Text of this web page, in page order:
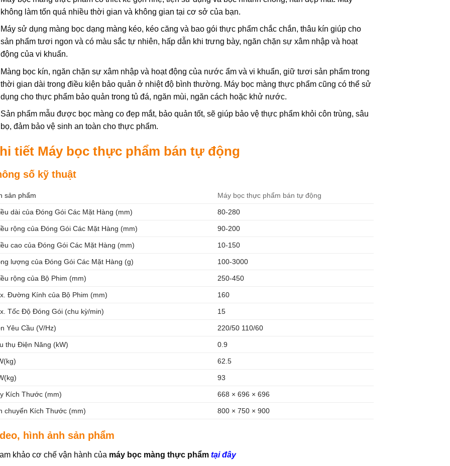
không làm tốn quá nhiều thời gian và không gian tại cơ sở của bạn.
Máy sử dụng màng bọc dạng màng kéo, kéo căng và bao gói thực phẩm chắc chắn, thâu kín giúp cho
sản phẩm tươi ngon và có màu sắc tự nhiên, hấp dẫn khi trưng bày, ngăn chặn sự xâm nhập và hoạt
động của vi khuẩn.
Màng bọc kín, ngăn chặn sự xâm nhập và hoạt động của nước ẩm và vi khuẩn, giữ tươi sản phẩm trong
thời gian dài trong điều kiện bảo quản ở nhiệt độ bình thường. Máy bọc màng thực phẩm cũng có thể sử
dụng cho thực phẩm bảo quản trong tủ đá, ngăn mùi, ngăn cách hoặc khử nước.
Sản phẩm mẫu được bọc màng co đẹp mắt, bảo quản tốt, sẽ giúp bảo vệ thực phẩm khỏi côn trùng, sâu
bọ, đảm bảo vệ sinh an toàn cho thực phẩm.
tiết Máy bọc thực phẩm bán tự động
số kỹ thuật
sản phẩm Máy bọc thực phẩm bán tự động
dài của Đóng Gói Các Mặt Hàng (mm) 80-280
rộng của Đóng Gói Các Mặt Hàng (mm) 90-200
cao của Đóng Gói Các Mặt Hàng (mm) 10-150
lượng của Đóng Gói Các Mặt Hàng (g) 100-3000
rộng của Bộ Phim (mm) 250-450
Đường Kính của Bộ Phim (mm) 160
Tốc Độ Đóng Gói (chu kỳ/min) 15
Yêu Cầu (V/Hz) 220/50 110/60
thụ Điện Năng (kW) 0.9
62.5
93
Kích Thước (mm) 668 × 696 × 696
chuyển Kích Thước (mm) 800 × 750 × 900
hình ảnh sản phẩm
khảo cơ chế vận hành của máy bọc màng thực phẩm tại đây